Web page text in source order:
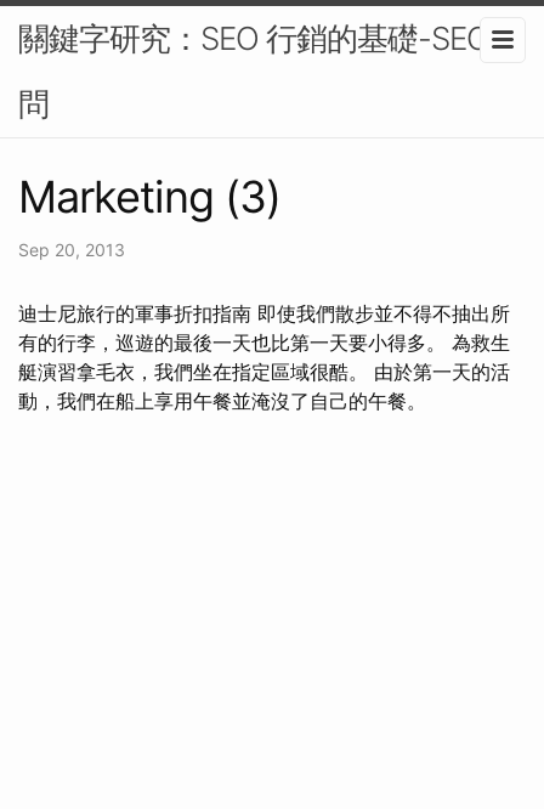
關鍵字研究：SEO 行銷的基礎-SEO顧
問
Marketing (3)
Sep 20, 2013
迪士尼旅行的軍事折扣指南 即使我們散步並不得不抽出所
有的行李，巡遊的最後一天也比第一天要小得多。 為救生
艇演習拿毛衣，我們坐在指定區域很酷。 由於第一天的活
動，我們在船上享用午餐並淹沒了自己的午餐。